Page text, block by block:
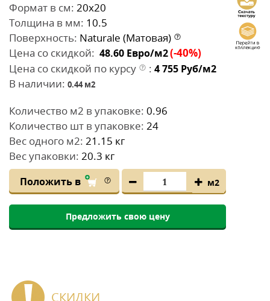
Формат в см: 20x20
Толщина в мм: 10.5
Поверхность: Naturale (Матовая)
Цена со скидкой: 48.60 Евро/м2(-40%)
Цена со скидкой по курсу
: 4 755 Руб/м2
В наличии: 0.44м2
Количество м2 в упаковке: 0.96
Количество шт в упаковке: 24
Вес одного м2: 21.15 кг
Вес упаковки: 20.3 кг
Положить в м2
Предложить свою цену
СКИДКИ